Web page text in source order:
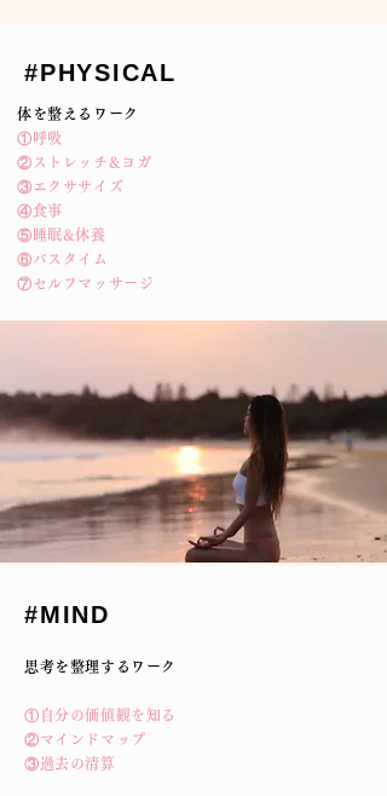
#PHYSICAL
体を整えるワーク
①呼吸
②ストレッチ&ヨガ
③エクササイズ
④食事
⑤睡眠&休養
⑥バスタイム
​⑦セルフマッサージ
#MIND
思考を整理するワーク
①自分の価値観を知る
②マインドマップ
③過去の清算​